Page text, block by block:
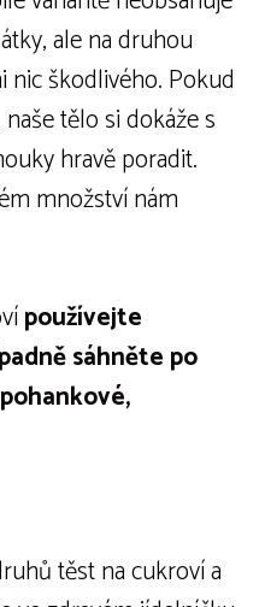
ale na druhou
nic škodlivého. Pokud
tělo si dokáže s
hravě poradit.
množství nám
používejte
sáhněte po
těst na cukroví a